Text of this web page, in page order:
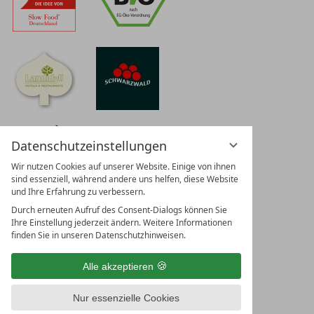
Datenschutzeinstellungen
Wir nutzen Cookies auf unserer Website. Einige von ihnen
sind essenziell, während andere uns helfen, diese Website
und Ihre Erfahrung zu verbessern.
Durch erneuten Aufruf des Consent-Dialogs können Sie
Ihre Einstellung jederzeit ändern. Weitere Informationen
finden Sie in unseren Datenschutzhinweisen.
Alle akzeptieren
Nur essenzielle Cookies